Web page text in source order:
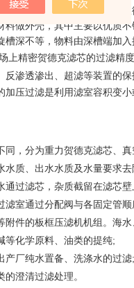
全过程，多个过滤室的操
做外壳，其中主要以优质
深不等，物料由深槽端加
上精密贺德克滤芯的过滤精
反渗透渗出、超滤等装置的保
加压过滤是利用滤室容积变
，分为重力贺德克滤芯、
质、出水水质及水量要求
通过滤芯，杂质截留在滤芯
室通过分配阀与各固定管
件的板框压滤机机组。海
等化学原料、油类的提纯;
产厂纯水置备、洗涤水的过滤;
澄清过滤处理。